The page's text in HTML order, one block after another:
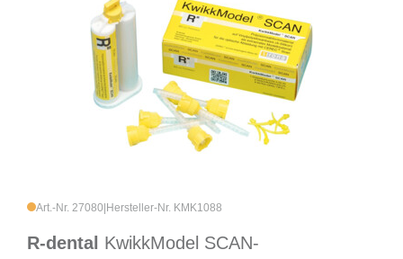
Art.-Nr. 27080 Hersteller-Nr. KMK1088
R-dental KwikkModel SCAN-